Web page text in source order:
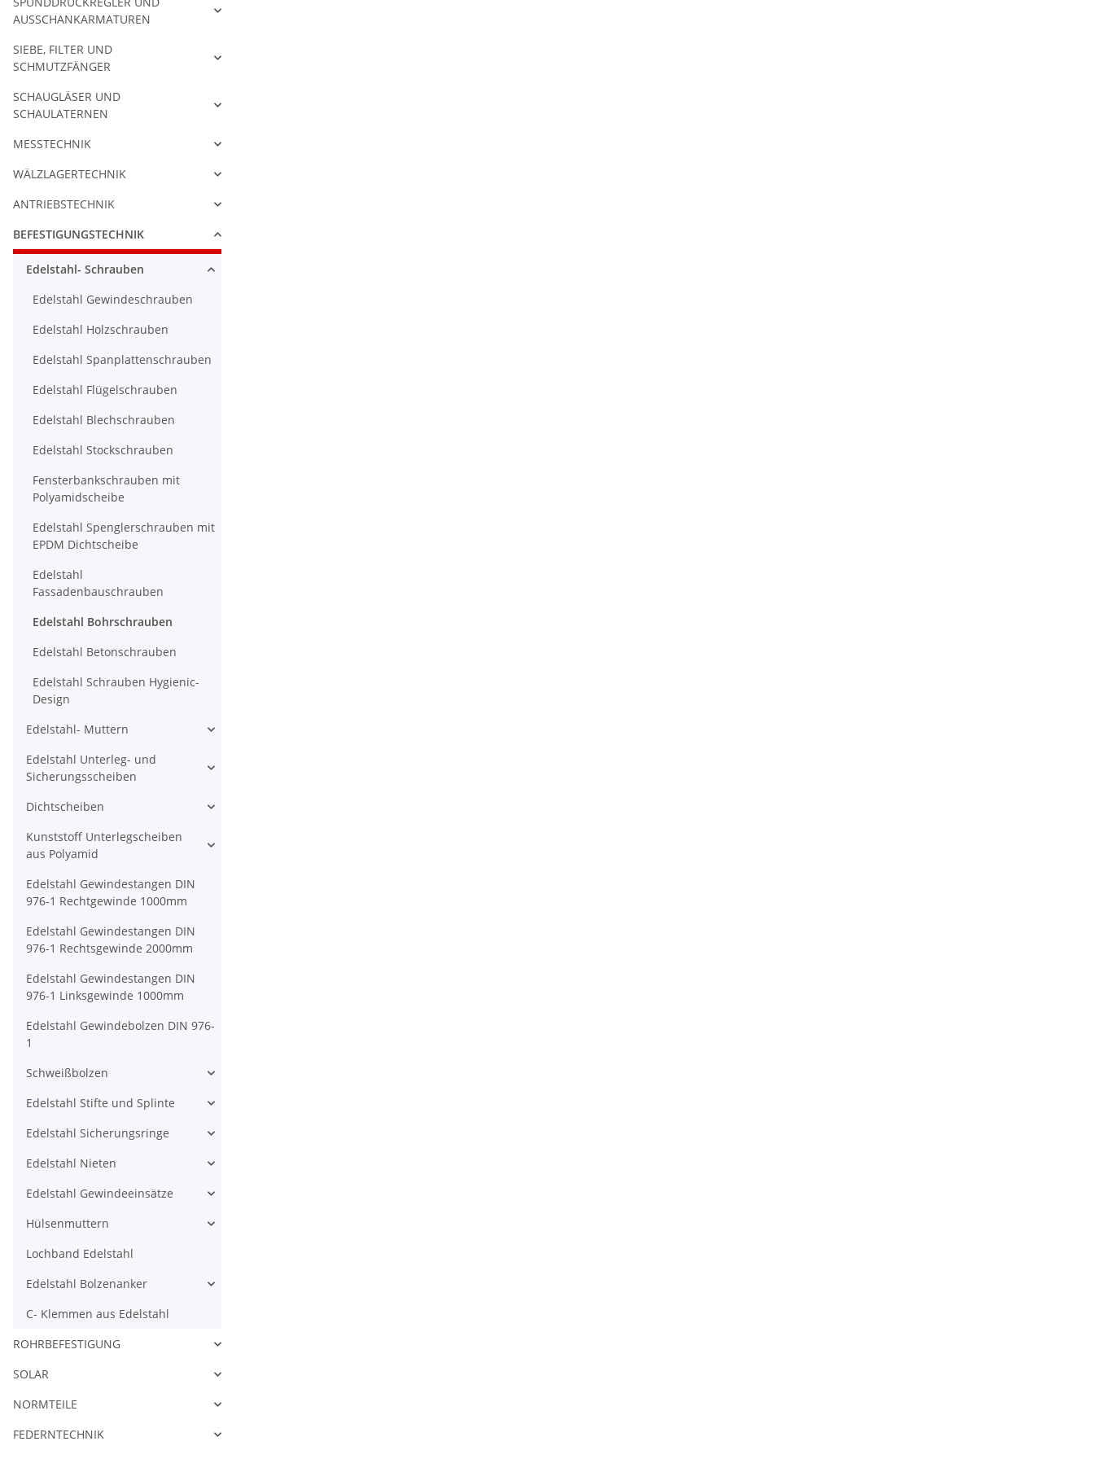
AUSSCHANKARMATUREN
SIEBE, FILTER UND
SCHMUTZFÄNGER
SCHAUGLÄSER UND
SCHAULATERNEN
MESSTECHNIK
WÄLZLAGERTECHNIK
ANTRIEBSTECHNIK
BEFESTIGUNGSTECHNIK
Edelstahl- Schrauben
Edelstahl Gewindeschrauben
Edelstahl Holzschrauben
Edelstahl Spanplattenschrauben
Edelstahl Flügelschrauben
Edelstahl Blechschrauben
Edelstahl Stockschrauben
Fensterbankschrauben mit
Polyamidscheibe
Edelstahl Spenglerschrauben mit
EPDM Dichtscheibe
Edelstahl
Fassadenbauschrauben
Edelstahl Bohrschrauben
Edelstahl Betonschrauben
Edelstahl Schrauben Hygienic-
Design
Edelstahl- Muttern
Edelstahl Unterleg- und
Sicherungsscheiben
Dichtscheiben
Kunststoff Unterlegscheiben
aus Polyamid
Edelstahl Gewindestangen DIN
976-1 Rechtgewinde 1000mm
Edelstahl Gewindestangen DIN
976-1 Rechtsgewinde 2000mm
Edelstahl Gewindestangen DIN
976-1 Linksgewinde 1000mm
Edelstahl Gewindebolzen DIN 976-
1
Schweißbolzen
Edelstahl Stifte und Splinte
Edelstahl Sicherungsringe
Edelstahl Nieten
Edelstahl Gewindeeinsätze
Hülsenmuttern
Lochband Edelstahl
Edelstahl Bolzenanker
C- Klemmen aus Edelstahl
ROHRBEFESTIGUNG
SOLAR
NORMTEILE
FEDERNTECHNIK